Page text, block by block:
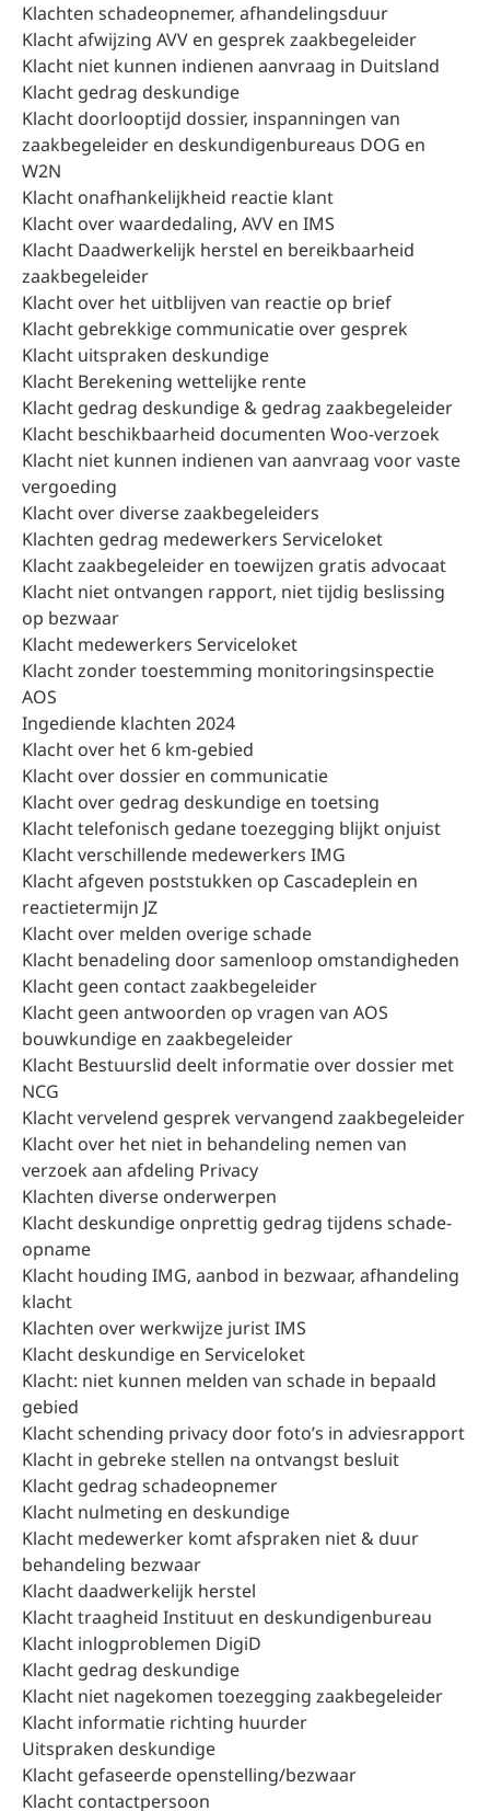
Klachten schadeopnemer, afhandelingsduur
Klacht afwijzing AVV en gesprek zaakbegeleider
Klacht niet kunnen indienen aanvraag in Duitsland
Klacht gedrag deskundige
Klacht doorlooptijd dossier, inspanningen van
zaakbegeleider en deskundigenbureaus DOG en
W2N
Klacht onafhankelijkheid reactie klant
Klacht over waardedaling, AVV en IMS
Klacht Daadwerkelijk herstel en bereikbaarheid
zaakbegeleider
Klacht over het uitblijven van reactie op brief
Klacht gebrekkige communicatie over gesprek
Klacht uitspraken deskundige
Klacht Berekening wettelijke rente
Klacht gedrag deskundige & gedrag zaakbegeleider
Klacht beschikbaarheid documenten Woo-verzoek
Klacht niet kunnen indienen van aanvraag voor vaste
vergoeding
Klacht over diverse zaakbegeleiders
Klachten gedrag medewerkers Serviceloket
Klacht zaakbegeleider en toewijzen gratis advocaat
Klacht niet ontvangen rapport, niet tijdig beslissing
op bezwaar
Klacht medewerkers Serviceloket
Klacht zonder toestemming monitoringsinspectie
AOS
Ingediende klachten 2024
Klacht over het 6 km-gebied
Klacht over dossier en communicatie
Klacht over gedrag deskundige en toetsing
Klacht telefonisch gedane toezegging blijkt onjuist
Klacht verschillende medewerkers IMG
Klacht afgeven poststukken op Cascadeplein en
reactietermijn JZ
Klacht over melden overige schade
Klacht benadeling door samenloop omstandigheden
Klacht geen contact zaakbegeleider
Klacht geen antwoorden op vragen van AOS
bouwkundige en zaakbegeleider
Klacht Bestuurslid deelt informatie over dossier met
NCG
Klacht vervelend gesprek vervangend zaakbegeleider
Klacht over het niet in behandeling nemen van
verzoek aan afdeling Privacy
Klachten diverse onderwerpen
Klacht deskundige onprettig gedrag tijdens schade-
opname
Klacht houding IMG, aanbod in bezwaar, afhandeling
klacht
Klachten over werkwijze jurist IMS
Klacht deskundige en Serviceloket
Klacht: niet kunnen melden van schade in bepaald
gebied
Klacht schending privacy door foto’s in adviesrapport
Klacht in gebreke stellen na ontvangst besluit
Klacht gedrag schadeopnemer
Klacht nulmeting en deskundige
Klacht medewerker komt afspraken niet & duur
behandeling bezwaar
Klacht daadwerkelijk herstel
Klacht traagheid Instituut en deskundigenbureau
Klacht inlogproblemen DigiD
Klacht gedrag deskundige
Klacht niet nagekomen toezegging zaakbegeleider
Klacht informatie richting huurder
Uitspraken deskundige
Klacht gefaseerde openstelling/bezwaar
Klacht contactpersoon